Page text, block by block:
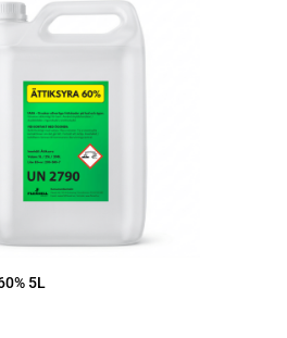
5L